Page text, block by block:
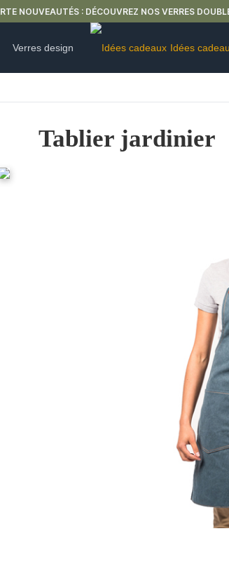
LIVRAISON OFFERTE
Verres design Idées
Tablier jardinier